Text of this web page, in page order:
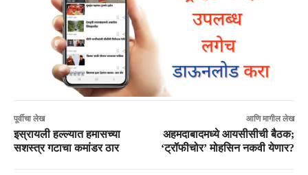
पूर्वीचा लेख
इस्रायली हल्ल्यात हमासच्या
सशस्त्र गटाचा कमांडर ठार
आणि मागील लेख
अहमदाबादमध्ये आयसीसीची बैठक;
‘ट्रॉफीचोर’ मोहसिन नकवी येणार?